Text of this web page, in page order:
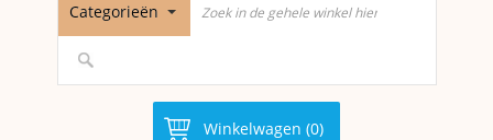
Categorieën
Winkelwagen (0)